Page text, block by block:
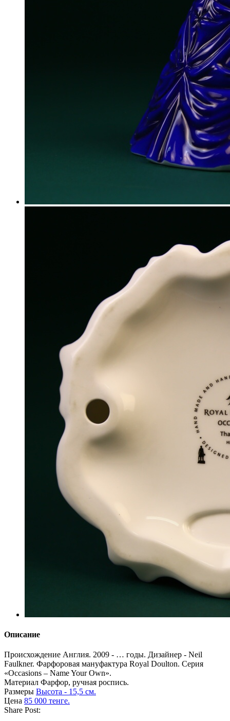
Описание
Происхождение Англия. 2009 - … годы. Дизайнер - Neil
Faulkner. Фарфоровая мануфактура Royal Doulton. Серия
«Occasions – Name Your Own».
Материал Фарфор, ручная роспись.
Размеры Высота - 15,5 см.
Цена 85 000 тенге.
Share Post: